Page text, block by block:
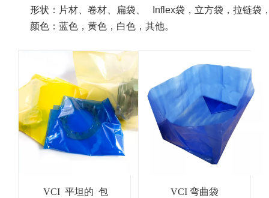
形状 ： 片材、卷材、扁袋、 Inflex袋，立方袋，拉链袋
颜色：蓝色，黄色，白色，其他。
VCI 平坦的 包 VCI 弯曲袋